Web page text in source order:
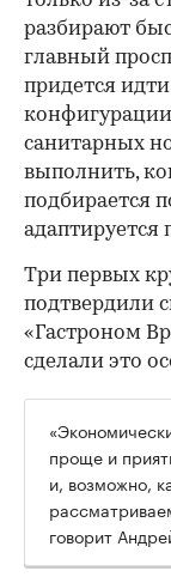
разбирают
главный
придется
санитарных
выполнить,
подбирается
адаптируется
Три первых
подтвердили
«Гастроном
сделали это
проще и
и, возможно,
говорит